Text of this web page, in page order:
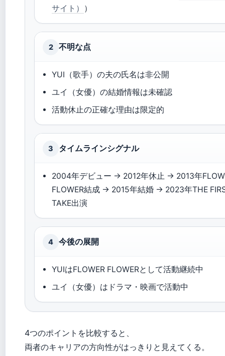
サイト） ）
2 不明な点
YUI（歌手）の夫の氏名は非公開
ユイ（女優）の結婚情報は未確認
活動休止の正確な理由は限定的
3 タイムラインシグナル
2004年デビュー → 2012年休止 → 2013年
FLOWER結成 → 2015年結婚 → 2023年THE
TAKE出演
4 今後の展開
YUIはFLOWER FLOWERとして活動継続中
ユイ（女優）はドラマ・映画で活動中
4つのポイントを比較すると、
両者のキャリアの方向性がはっきりと見えてくる。